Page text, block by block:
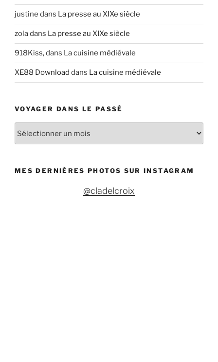
justine dans La presse au XIXe siècle
zoladans La presse au XIXe siècle
918Kiss,dans La cuisine médiévale
XE88 Download dans La cuisine médiévale
VOYAGER DANS LE PASSÉ
g
MES DERNIÈRES PHOTOS SUR INSTAGRAM
@cladelcroix